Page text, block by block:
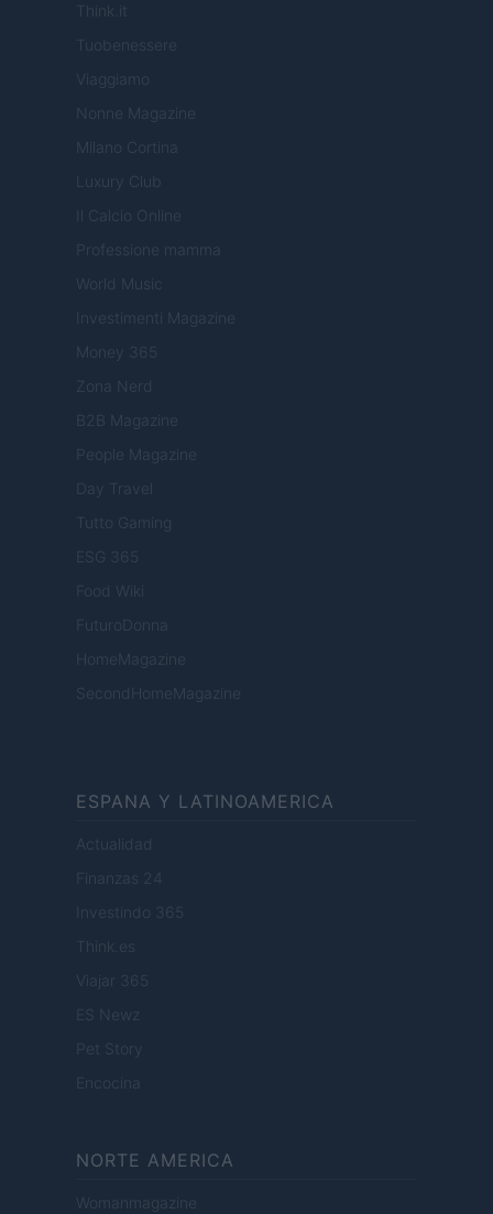
Think.it
Tuobenessere
Viaggiamo
Nonne Magazine
Milano Cortina
Luxury Club
Il Calcio Online
Professione mamma
World Music
Investimenti Magazine
Money 365
Zona Nerd
B2B Magazine
People Magazine
Day Travel
Tutto Gaming
ESG 365
Food Wiki
FuturoDonna
HomeMagazine
SecondHomeMagazine
ESPANA Y LATINOAMERICA
Actualidad
Finanzas 24
Investindo 365
Think.es
Viajar 365
ES Newz
Pet Story
Encocina
NORTE AMERICA
Womanmagazine